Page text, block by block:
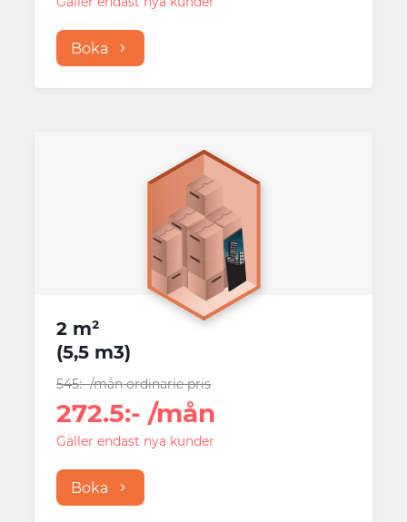
Boka
2 m²
(5,5 m3)
545:-/månordinarie pris
272.5:- /mån
Gäller endast nya kunder
Boka